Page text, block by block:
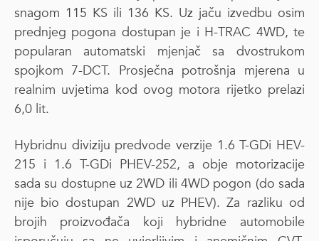
snagom 115 KS ili 136 KS. Uz jaču izvedbu osim
prednjeg pogona dostupan je i H-TRAC 4WD, te
popularan automatski mjenjač sa dvostrukom
spojkom 7-DCT. Prosječna potrošnja mjerena u
realnim uvjetima kod ovog motora rijetko prelazi
6,0 lit.
Hybridnu diviziju predvode verzije 1.6 T-GDi HEV-
215 i 1.6 T-GDi PHEV-252, a obje motorizacije
sada su dostupne uz 2WD ili 4WD pogon (do sada
nije bio dostupan 2WD uz PHEV). Za razliku od
brojih proizvođača koji hybridne automobile